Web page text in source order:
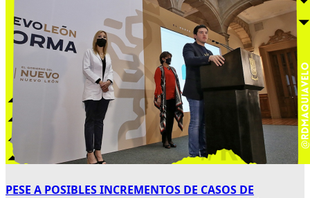
PESE A POSIBLES INCREMENTOS DE CASOS DE